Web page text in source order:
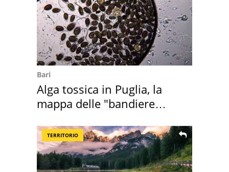
Bari
Alga tossica in Puglia, la
mappa delle "bandiere
TERRITORIO